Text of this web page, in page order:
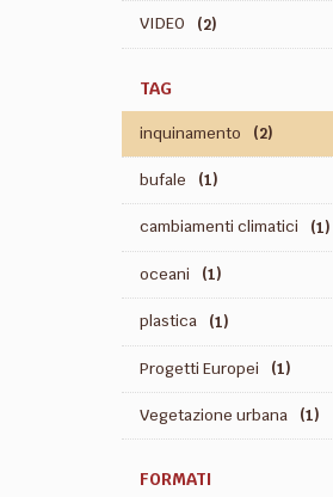
VIDEO (2)
TAG
inquinamento (2)
bufale (1)
cambiamenti climatici (1)
oceani (1)
plastica (1)
Progetti Europei (1)
Vegetazione urbana (1)
FORMATI